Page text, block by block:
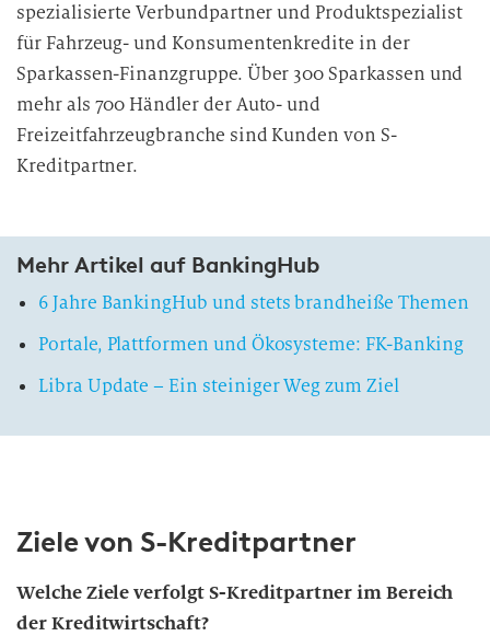
spezialisierte Verbundpartner und Produktspezialist
für Fahrzeug- und Konsumentenkredite in der
Sparkassen-Finanzgruppe. Über 300 Sparkassen und
mehr als 700 Händler der Auto- und
Freizeitfahrzeugbranche sind Kunden von S-
Kreditpartner.
Mehr Artikel auf BankingHub
6 Jahre BankingHub und stets brandheiße Themen
Portale, Plattformen und Ökosysteme: FK-Banking
Libra Update – Ein steiniger Weg zum Ziel
Ziele von S-Kreditpartner
Welche Ziele verfolgt S-Kreditpartner im Bereich
der Kreditwirtschaft?